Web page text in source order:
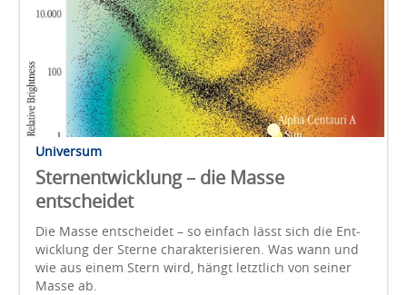
Universum
Sternentwicklung – die Masse
entscheidet
Die Masse entscheidet – so einfach lässt sich die Ent­
wicklung der Sterne charakterisieren. Was wann und
wie aus einem Stern wird, hängt letztlich von seiner
Masse ab.